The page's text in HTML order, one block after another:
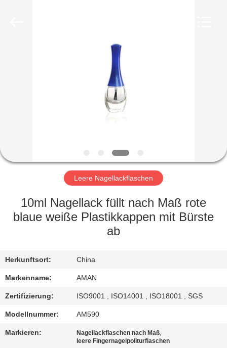
VR-
SHOW
ÜBER
UNS
QUALITÄTSKONTROLLE
KONTAKT
MIT
Leere Nagellackflaschen
10ml Nagellack füllt nach Maß rote
blaue weiße Plastikkappen mit Bürste
ab
Herkunftsort: China
Markenname: AMAN
Zertifizierung: ISO9001 , ISO14001 , ISO18001 , SGS
Modellnummer: AM590
Markieren: Nagellackflaschen nach Maß,
leere Fingernagelpoliturflaschen